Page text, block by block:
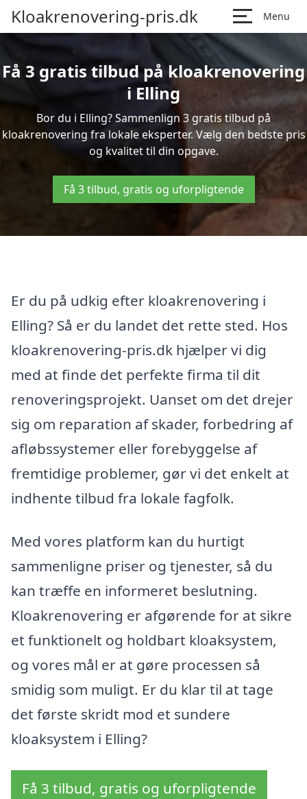
Kloakrenovering-pris.dk Menu
Få 3 gratis tilbud på kloakrenovering
i Elling
Bor du i Elling? Sammenlign 3 gratis tilbud på
kloakrenovering fra lokale eksperter. Vælg den bedste pris
og kvalitet til din opgave.
Få 3 tilbud, gratis og uforpligtende
Er du på udkig efter kloakrenovering i
Elling? Så er du landet det rette sted. Hos
kloakrenovering-pris.dk hjælper vi dig
med at finde det perfekte firma til dit
renoveringsprojekt. Uanset om det drejer
sig om reparation af skader, forbedring af
afløbssystemer eller forebyggelse af
fremtidige problemer, gør vi det enkelt at
indhente tilbud fra lokale fagfolk.
Med vores platform kan du hurtigt
sammenligne priser og tjenester, så du
kan træffe en informeret beslutning.
Kloakrenovering er afgørende for at sikre
et funktionelt og holdbart kloaksystem,
og vores mål er at gøre processen så
smidig som muligt. Er du klar til at tage
det første skridt mod et sundere
kloaksystem i Elling?
Få 3 tilbud, gratis og uforpligtende